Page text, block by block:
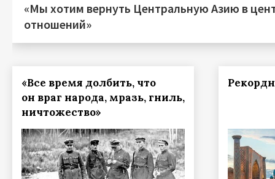
«Мы хотим вернуть Центральную Азию в
отношений»
«Все время долбить, что
он враг народа, мразь, гниль,
ничтожество»